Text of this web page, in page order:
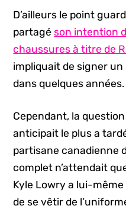
D’ailleurs le point
partagéson intention
chaussures à titre de
impliquait de signer
dans quelques années.
Cependant, la
anticipait le plus a
partisane canadienne
complet n’attendait
Kyle Lowry a lui-
de se vêtir de